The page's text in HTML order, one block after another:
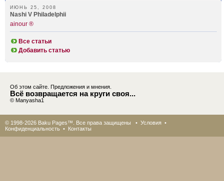
ИЮНЬ 25, 2008
Nashi V Philadelphii
ainour ®
Все статьи
Добавить статью
Об этом сайте. Предложения и мнения.
Всё возвращается на круги своя...
© Manyasha1
© 1998-2026 Baku Pages™. Все права защищены • Условия •
Конфиденциальность • Контакты